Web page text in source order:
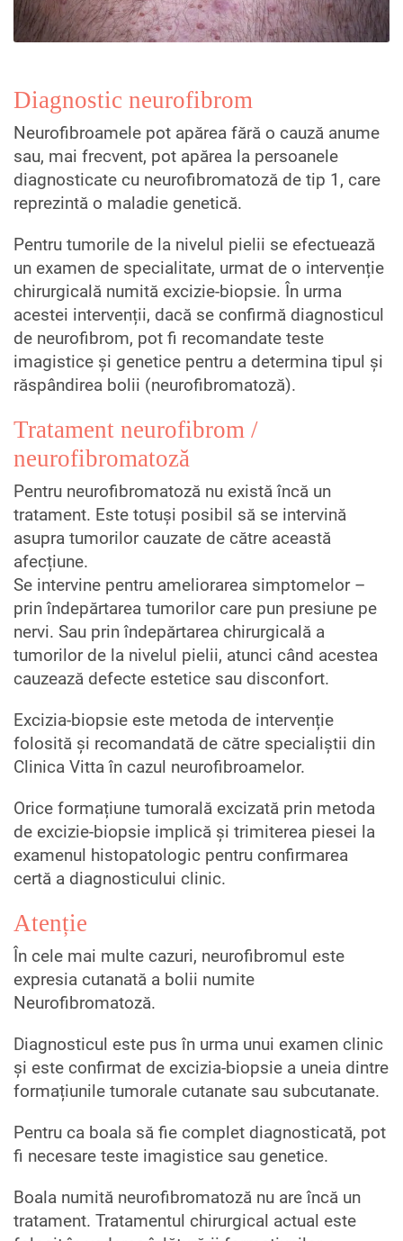
Diagnostic neurofibrom
Neurofibroamele pot apărea fără o cauză anume
sau, mai frecvent, pot apărea la persoanele
diagnosticate cu neurofibromatoză de tip 1, care
reprezintă o maladie genetică.
Pentru tumorile de la nivelul pielii se efectuează
un examen de specialitate, urmat de o intervenție
chirurgicală numită excizie-biopsie. În urma
acestei intervenții, dacă se confirmă diagnosticul
de neurofibrom, pot fi recomandate teste
imagistice și genetice pentru a determina tipul și
răspândirea bolii (neurofibromatoză).
Tratament neurofibrom /
neurofibromatoză
Pentru neurofibromatoză nu există încă un
tratament. Este totuși posibil să se intervină
asupra tumorilor cauzate de către această
afecțiune.
Se intervine pentru ameliorarea simptomelor –
prin îndepărtarea tumorilor care pun presiune pe
nervi. Sau prin îndepărtarea chirurgicală a
tumorilor de la nivelul pielii, atunci când acestea
cauzează defecte estetice sau disconfort.
Excizia-biopsie este metoda de intervenție
folosită și recomandată de către specialiștii din
Clinica Vitta în cazul neurofibroamelor.
Orice formațiune tumorală excizată prin metoda
de excizie-biopsie implică și trimiterea piesei la
examenul histopatologic pentru confirmarea
certă a diagnosticului clinic.
Atenție
În cele mai multe cazuri, neurofibromul este
expresia cutanată a bolii numite
Neurofibromatoză.
Diagnosticul este pus în urma unui examen clinic
și este confirmat de excizia-biopsie a uneia dintre
formațiunile tumorale cutanate sau subcutanate.
Pentru ca boala să fie complet diagnosticată, pot
fi necesare teste imagistice sau genetice.
Boala numită neurofibromatoză nu are încă un
tratament. Tratamentul chirurgical actual este